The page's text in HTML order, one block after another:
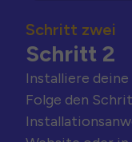
Schritt zwei
Schritt 2
Installiere deine
Folge den